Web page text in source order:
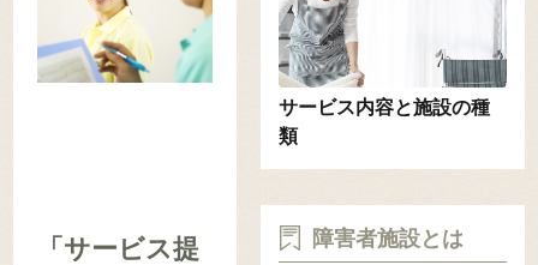
「サービス提
サービス内容と施設の種
類
障害者施設とは